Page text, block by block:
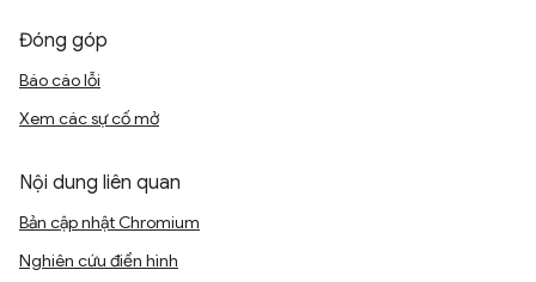
Đóng góp
Báo cáo lỗi
Xem các sự cố mở
Nội dung liên quan
Bản cập nhật Chromium
Nghiên cứu điển hình